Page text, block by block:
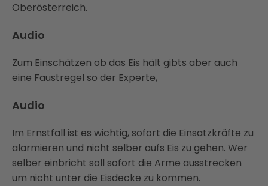
Oberösterreich.
Audio
Zum Einschätzen ob das Eis hält gibts aber auch
eine Faustregel so der Experte,
Audio
Im Ernstfall ist es wichtig, sofort die Einsatzkräfte zu
alarmieren und nicht selber aufs Eis zu gehen. Wer
selber einbricht soll sofort die Arme ausstrecken
um nicht unter die Eisdecke zu kommen.